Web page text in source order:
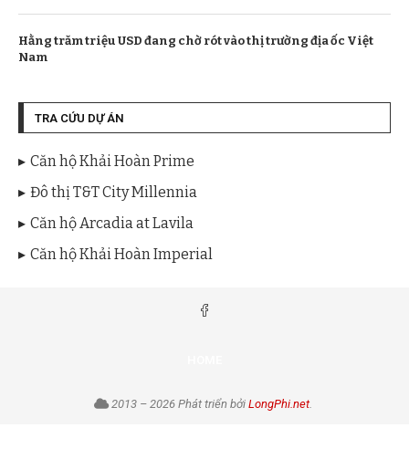
Hằng trăm triệu USD đang chờ rót vào thị trường địa ốc Việt
Nam
TRA CỨU DỰ ÁN
Căn hộ Khải Hoàn Prime
Đô thị T&T City Millennia
Căn hộ Arcadia at Lavila
Căn hộ Khải Hoàn Imperial
2013 – 2026 Phát triển bởi LongPhi.net.